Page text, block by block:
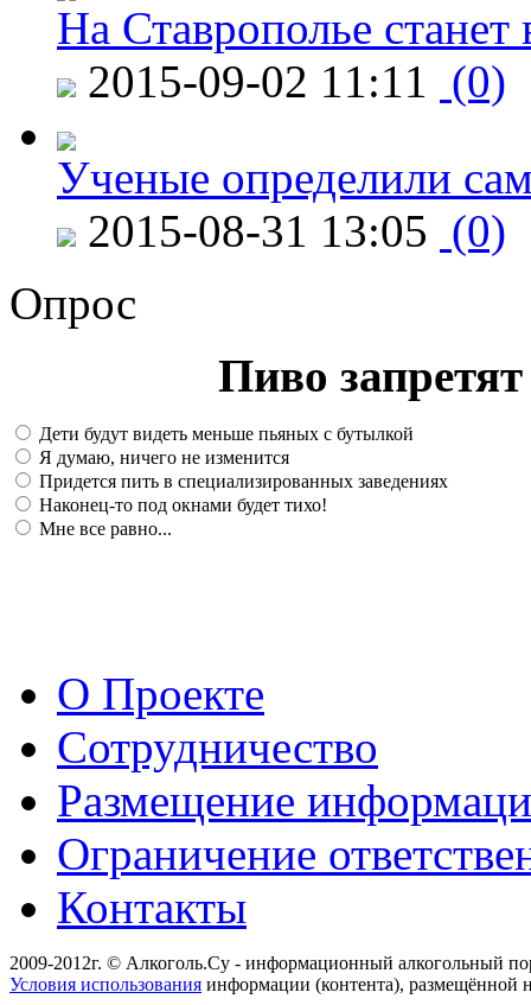
На Ставрополье
2015-09-02 11:11 (0)
Ученые определили
2015-08-31 13:05 (0)
Опрос
Пиво
Дети будут видеть меньше пьяных с бутылкой
Я думаю, ничего не изменится
Придется пить в специализированных заведениях
Наконец-то под окнами будет тихо!
Мне все равно...
О Проекте
Сотрудничество
Размещение
Ограничение
Контакты
2009-2012г. © Алкоголь.Су - информационный алкогольный
Условия использования информации (контента), размещённой